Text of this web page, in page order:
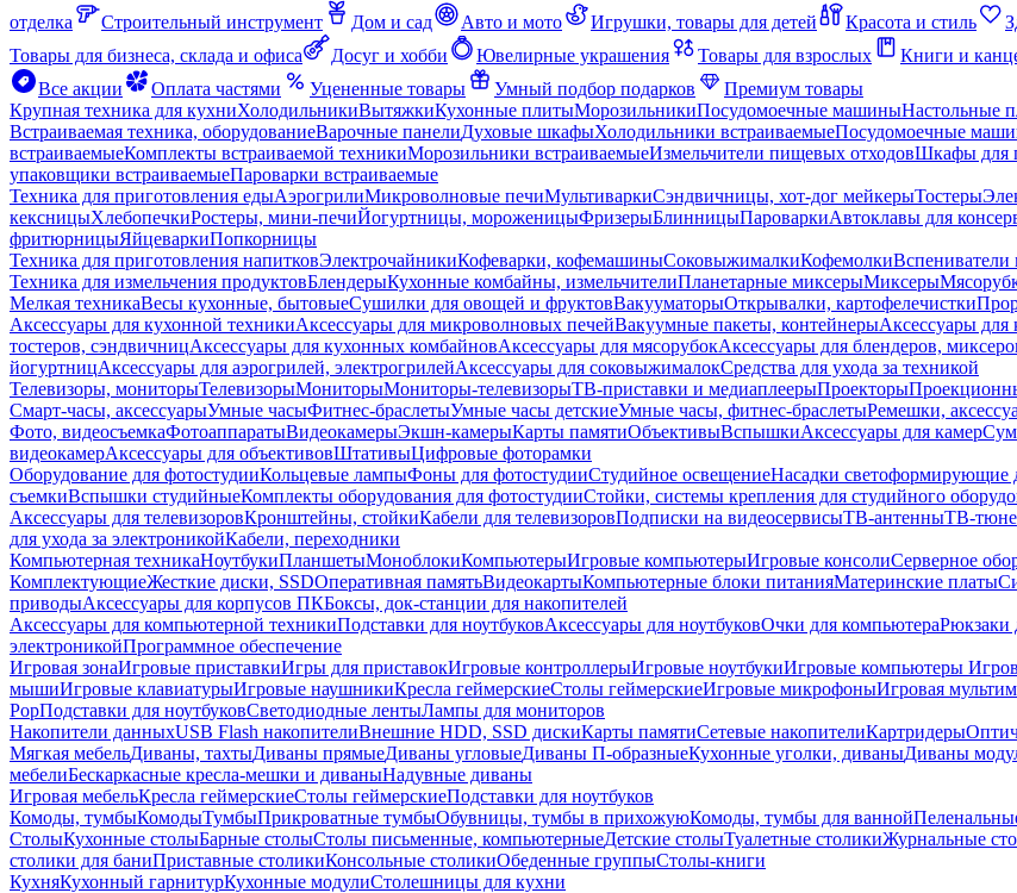
отделка
Строительный инструмент Дом и сад Авто и мото Игрушки, товары для детей Красота и стиль
Товары для бизнеса, склада и офиса
Досуг и хобби Ювелирные украшения Товары для взрослых Книги и
Все акции
Оплата частями Уцененные товары Умный подбор подарков
Премиум товары
Крупная техника для кухниХолодильникиВытяжкиКухонные плитыМорозильникиПосудомоечные машиныНастольные
Встраиваемая техника, оборудованиеВарочные панелиДуховые шкафыХолодильники встраиваемыеПосудомоечные
встраиваемыеКомплекты встраиваемой техникиМорозильники встраиваемыеИзмельчители пищевых отходовШкафы для
упаковщики встраиваемыеПароварки встраиваемые
Техника для приготовления едыАэрогрилиМикроволновые печиМультиваркиСэндвичницы, хот-дог мейкерыТостеры
кексницыХлебопечкиРостеры, мини-печиЙогуртницы, мороженицыФризерыБлинницыПароваркиАвтоклавы для
фритюрницыЯйцеваркиПопкорницы
Техника для приготовления напитковЭлектрочайникиКофеварки, кофемашиныСоковыжималкиКофемолкиВспениватели
Техника для измельчения продуктовБлендерыКухонные комбайны, измельчителиПланетарные миксерыМиксеры
Мелкая техникаВесы кухонные, бытовыеСушилки для овощей и фруктовВакууматорыОткрывалки, картофелечистки
Аксессуары для кухонной техникиАксессуары для микроволновых печейВакуумные пакеты, контейнерыАксессуары
тостеров, сэндвичницАксессуары для кухонных комбайновАксессуары для мясорубокАксессуары для блендеров,
йогуртницАксессуары для аэрогрилей, электрогрилейАксессуары для соковыжималокСредства для ухода за техникой
Телевизоры, мониторыТелевизорыМониторыМониторы-телевизорыТВ-приставки и медиаплеерыПроекторы
Смарт-часы, аксессуарыУмные часыФитнес-браслетыУмные часы детскиеУмные часы, фитнес-браслетыРемешки,
Фото, видеосъемкаФотоаппаратыВидеокамерыЭкшн-камерыКарты памятиОбъективыВспышкиАксессуары для камер
видеокамерАксессуары для объективовШтативыЦифровые фоторамки
Оборудование для фотостудииКольцевые лампыФоны для фотостудииСтудийное освещениеНасадки светоформирующие
съемкиВспышки студийныеКомплекты оборудования для фотостудииСтойки, системы крепления для студийного
Аксессуары для телевизоровКронштейны, стойкиКабели для телевизоровПодписки на видеосервисыТВ-антенныТВ-
для ухода за электроникойКабели, переходники
Компьютерная техникаНоутбукиПланшетыМоноблокиКомпьютерыИгровые компьютерыИгровые консолиСерверное
КомплектующиеЖесткие диски, SSDОперативная памятьВидеокартыКомпьютерные блоки питанияМатеринские платы
приводыАксессуары для корпусов ПКБоксы, док-станции для накопителей
Аксессуары для компьютерной техникиПодставки для ноутбуковАксессуары для ноутбуковОчки для компьютераРюкзаки
электроникойПрограммное обеспечение
Игровая зонаИгровые приставкиИгры для приставокИгровые контроллерыИгровые ноутбукиИгровые компьютеры
мышиИгровые клавиатурыИгровые наушникиКресла геймерскиеСтолы геймерскиеИгровые микрофоныИгровая
PopПодставки для ноутбуковСветодиодные лентыЛампы для мониторов
Накопители данныхUSB Flash накопителиВнешние HDD, SSD дискиКарты памятиСетевые накопителиКартридеры
Мягкая мебельДиваны, тахтыДиваны прямыеДиваны угловыеДиваны П-образныеКухонные уголки, диваныДиваны
мебелиБескаркасные кресла-мешки и диваныНадувные диваны
Игровая мебельКресла геймерскиеСтолы геймерскиеПодставки для ноутбуков
Комоды, тумбыКомодыТумбыПрикроватные тумбыОбувницы, тумбы в прихожуюКомоды, тумбы для ванной
СтолыКухонные столыБарные столыСтолы письменные, компьютерныеДетские столыТуалетные столикиЖурнальные
столики для баниПриставные столикиКонсольные столикиОбеденные группыСтолы-книги
КухняКухонный гарнитурКухонные модулиСтолешницы для кухни